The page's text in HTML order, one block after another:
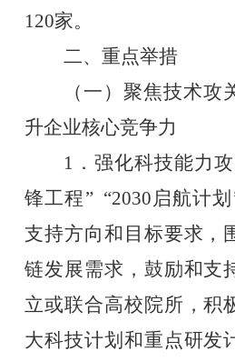
120家。
二、重点举措
（一）聚焦技术攻
升企业核心竞争力
1．强化科技能力
锋工程” “2030启航计
支持方向和目标要求，
链发展需求，鼓励和支
立或联合高校院所，积
大科技计划和重点研发